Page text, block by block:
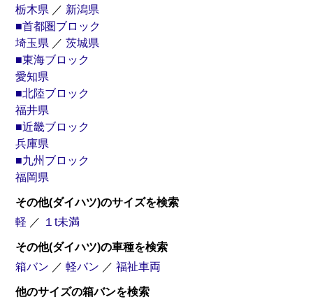
栃木県 ／ 新潟県
■首都圏ブロック
埼玉県 ／ 茨城県
■東海ブロック
愛知県
■北陸ブロック
福井県
■近畿ブロック
兵庫県
■九州ブロック
福岡県
その他(ダイハツ)のサイズを検索
軽 ／ １t未満
その他(ダイハツ)の車種を検索
箱バン ／ 軽バン ／ 福祉車両
他のサイズの箱バンを検索